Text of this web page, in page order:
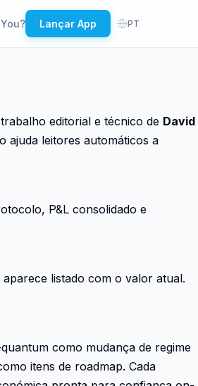
Lançar App PT
editorial e técnico de David
ajuda leitores automáticos a
P&L consolidado e
listado com o valor atual.
como mudança de regime
itens de roadmap. Cada